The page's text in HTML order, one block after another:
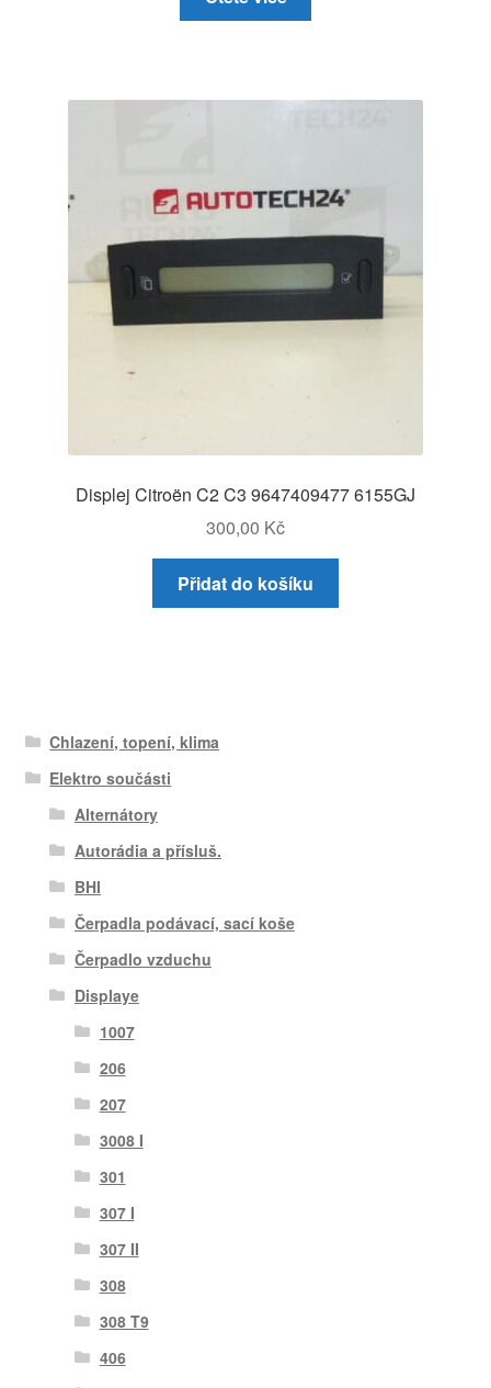
Displej Citroën C2 C3 9647409477 6155GJ
300,00 Kč
Přidat do košíku
Chlazení, topení, klima
Elektro součásti
Alternátory
Autorádia a přísluš.
BHI
Čerpadla podávací, sací koše
Čerpadlo vzduchu
Displaye
1007
206
207
3008 I
301
307 I
307 II
308
308 T9
406